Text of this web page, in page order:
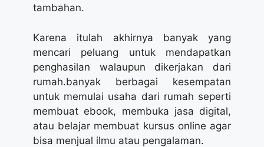
tambahan.
Karena itulah akhirnya banyak yang
mencari peluang untuk mendapatkan
penghasilan walaupun dikerjakan dari
rumah.banyak berbagai kesempatan
untuk memulai usaha dari rumah seperti
membuat ebook, membuka jasa digital,
atau belajar membuat kursus online agar
bisa menjual ilmu atau pengalaman.